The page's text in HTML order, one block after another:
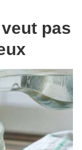
pas